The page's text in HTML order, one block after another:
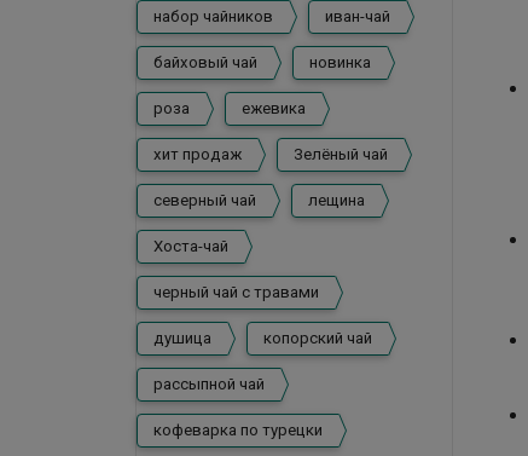
набор чайников иван-чай
байховый чай новинка
роза ежевика
хит продаж Зелёный чай
северный чай лещина
Хоста-чай
черный чай с травами
душица копорский чай
рассыпной чай
кофеварка по турецки